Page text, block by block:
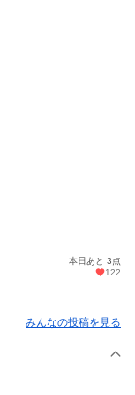
本日あと 3点
122
みんなの投稿を見る